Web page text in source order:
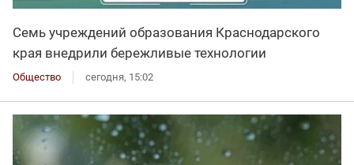
Семь учреждений образования Краснодарского
края внедрили бережливые технологии
Общество сегодня, 15:02